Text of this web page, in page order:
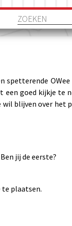
spetterende
een goed kijkje te
blijven over het
jij de eerste?
te plaatsen.